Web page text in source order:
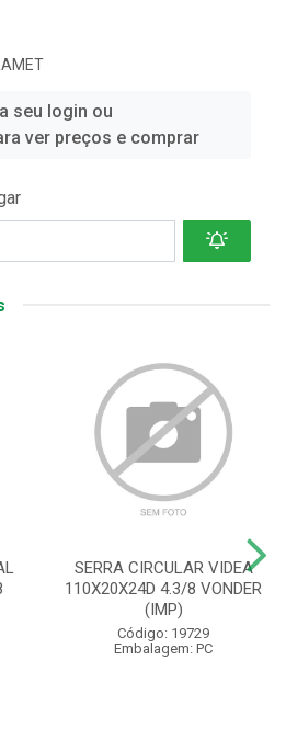
seu login ou
ver preços e comprar
SERRA CIRCULAR VIDEA
110X20X24D 4.3/8 VONDER
(IMP)
Código: 19729
Embalagem: PC